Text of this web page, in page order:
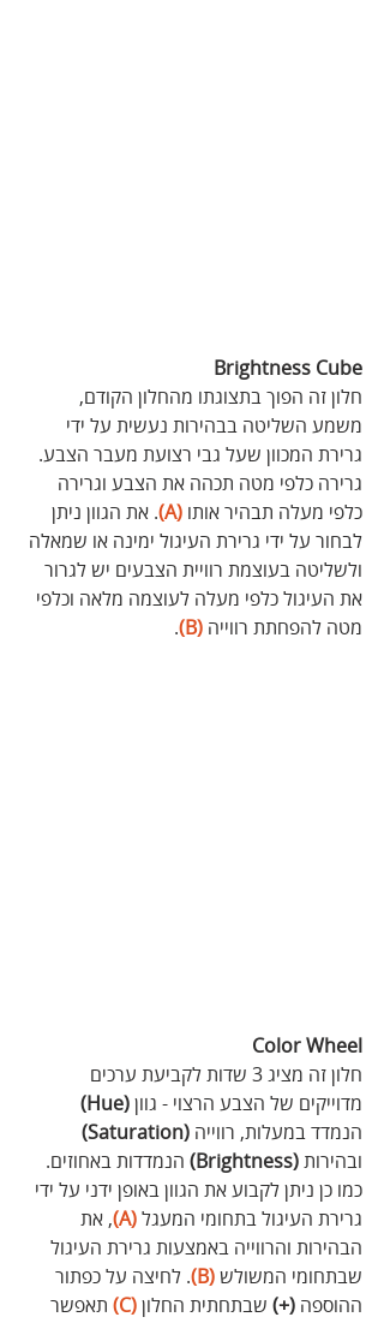
Brightness Cube
חלון זה הפוך בתצוגתו מהחלון הקודם,
משמע השליטה בבהירות נעשית על ידי
גרירת המכוון שעל גבי רצועת מעבר הצבע.
גרירה כלפי מטה תכהה את הצבע וגרירה
כלפי מעלה תבהיר אותו (A)
. את הגוון ניתן
לבחור על ידי גרירת העיגול ימינה או שמאלה
ולשליטה בעוצמת רוויית הצבעים יש לגרור
את העיגול כלפי מעלה לעוצמה מלאה וכלפי
מטה להפחתת רווייה (B)
.
Color Wheel
חלון זה מציג 3 שדות לקביעת ערכים
מדוייקים של הצבע הרצוי - גוון (Hue)
הנמדד במעלות, רווייה (Saturation)
ובהירות (Brightness)
הנמדדות באחוזים.
כמו כן ניתן לקבוע את הגוון באופן ידני על ידי
גרירת העיגול בתחומי המעגל (A)
, את
הבהירות והרווייה באמצעות גרירת העיגול
שבתחומי המשולש (B)
. לחיצה על כפתור
ההוספה (+) שבתחתית החלון (C)
תאפשר